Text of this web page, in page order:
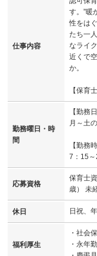
仕事内容
す。”暖
性をは
たち一
なライ
近くで
か。
【保育
勤務曜日・時
間
【勤務日
月～土
【勤務
7：15～
応募資格
保育士
歳） 未
休日 日祝、
福利厚生
・社会
・永年